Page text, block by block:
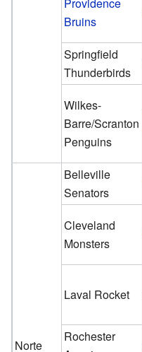
Providence
Bruins
Springfield
Thunderbirds
Wilkes-
Barre/Scranton
Penguins
Norte
Belleville
Senators
Cleveland
Monsters
Laval Rocket
Rochester